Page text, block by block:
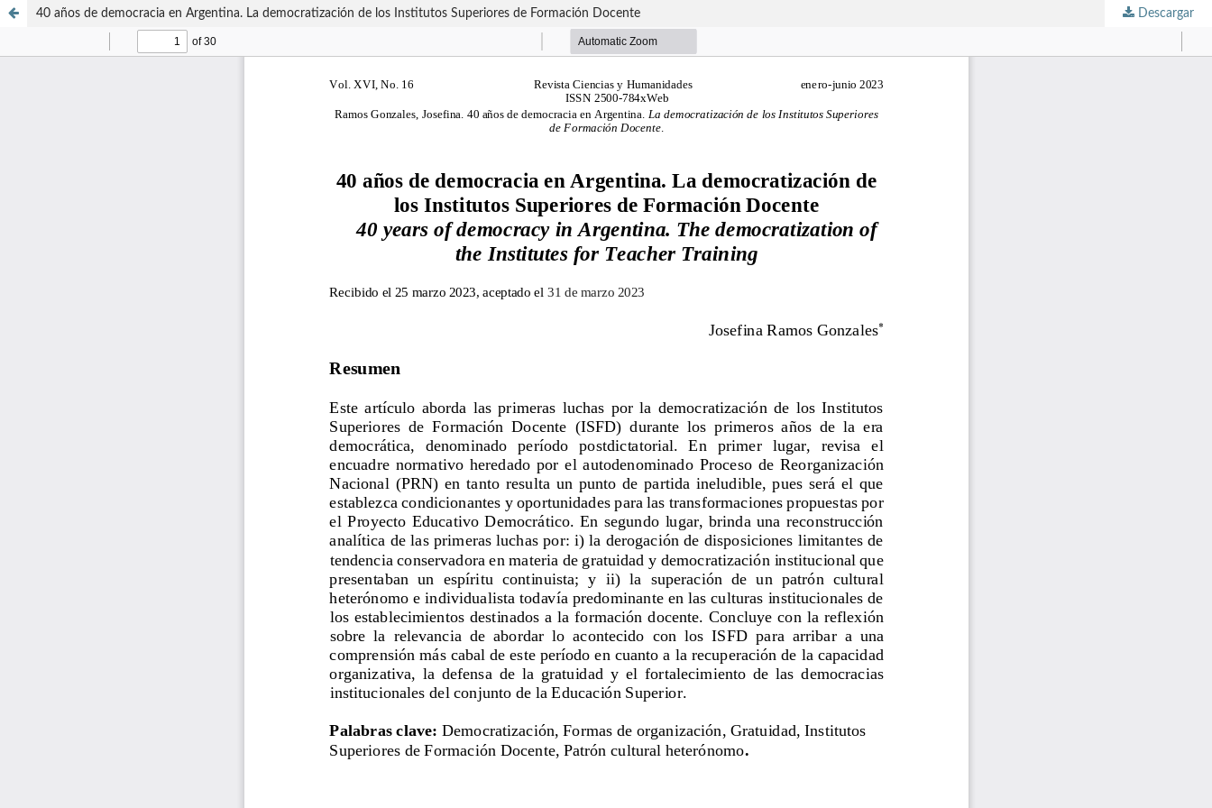
40 años de democracia en Argentina. La democratización de los Institutos Superiores de Formación Docente Descargar